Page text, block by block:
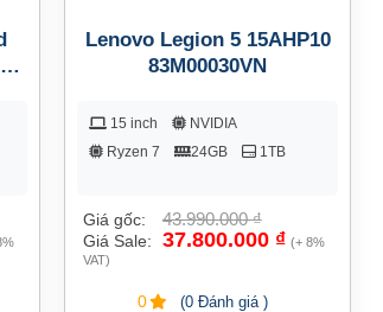
Lenovo Legion 5 15AHP10
83M00030VN
15 inch
NVIDIA
Ryzen 7
24GB 1TB
Giá gốc: 43.990.000₫
Giá Sale: 37.800.000 ₫ (+ 8%
VAT)
0 (0 Đánh giá )